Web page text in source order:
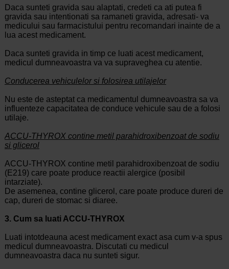
Daca sunteti gravida sau alaptati, credeti ca ati putea fi
gravida sau intentionati sa ramaneti gravida, adresati- va
medicului sau farmacistului pentru recomandari inainte de a
lua acest medicament.
Daca sunteti gravida in timp ce luati acest medicament,
medicul dumneavoastra va va supraveghea cu atentie.
Conducerea vehiculelor si folosirea utilajelor
Nu este de asteptat ca medicamentul dumneavoastra sa va
influenteze capacitatea de conduce vehicule sau de a folosi
utilaje.
ACCU-THYROX contine metil parahidroxibenzoat de sodiu
si glicerol
ACCU-THYROX contine metil parahidroxibenzoat de sodiu
(E219) care poate produce reactii alergice (posibil
intarziate).
De asemenea, contine glicerol, care poate produce dureri de
cap, dureri de stomac si diaree.
3. Cum sa luati ACCU-THYROX
Luati intotdeauna acest medicament exact asa cum v-a spus
medicul dumneavoastra. Discutati cu medicul
dumneavoastra daca nu sunteti sigur.